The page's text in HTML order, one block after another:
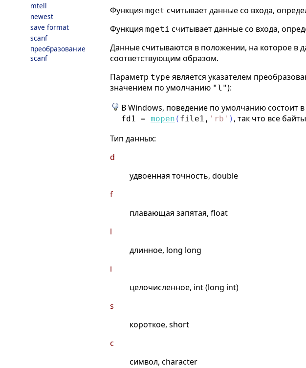
mtell
newest
save format
scanf
преобразование
scanf
Функция mget считывает данные со входа,
Функция mgeti считывает данные со входа,
Данные считываются в положении, на которое в
соответствующим образом.
Параметр type является указателем
значением по умолчанию "l"):
В Windows, поведение по умолчанию состоит в
fd1 = mopen ( file1 , ' rb ' ) , так что все
Тип данных:
d
удвоенная точность, double
f
плавающая запятая, float
l
длинное, long long
i
целочисленное, int (long int)
s
короткое, short
c
символ, character